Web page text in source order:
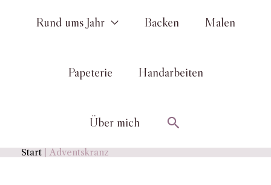
Rund ums Jahr Backen Malen
Papeterie Handarbeiten
Über mich Suchen
Start Adventskranz